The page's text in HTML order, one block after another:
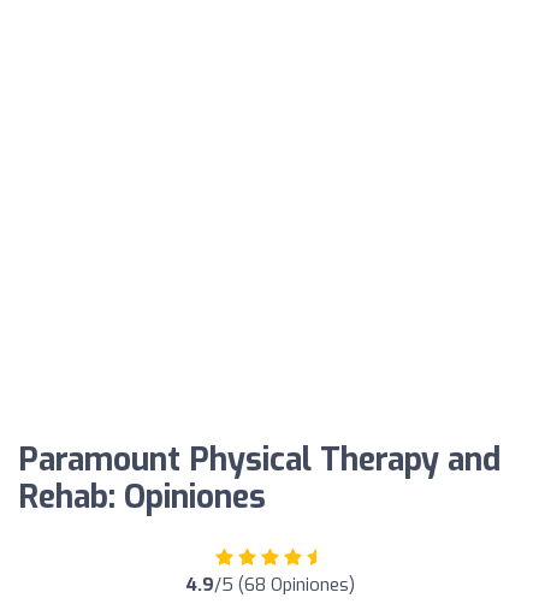
Paramount Physical Therapy and
Rehab: Opiniones
4.9/5 (68 Opiniones)